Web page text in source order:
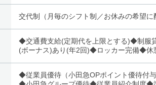
交代制（月毎のシフト制／お休みの希望に
◆交通費支給(定期代を上限とする)◆制服
(ボーナス)あり(年2回)◆ロッカー完備◆休
◆従業員優待（小田急OPポイント優待